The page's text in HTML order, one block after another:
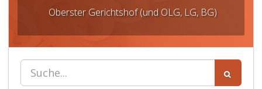
Oberster Gerichtshof (und OLG, LG, BG)